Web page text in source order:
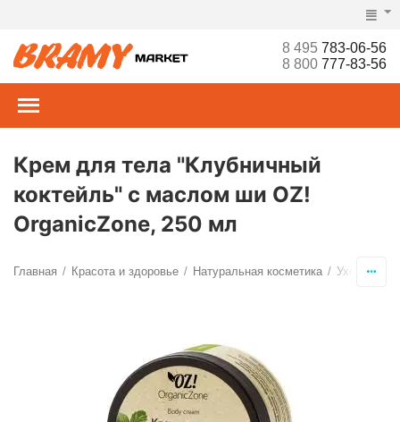
8 495783-06-56
8 800777-83-56
Крем для тела "Клубничный
коктейль" с маслом ши OZ!
OrganicZone, 250 мл
Главная / Красота и здоровье / Натуральная косметика / Уход за